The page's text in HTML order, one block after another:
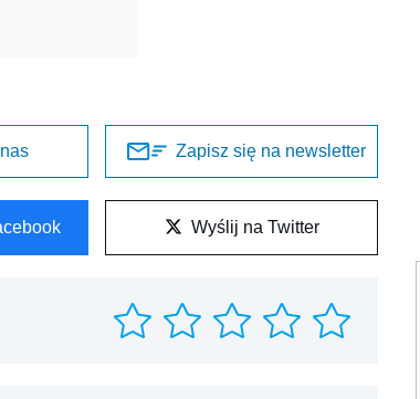
Zapisz się na newsletter
Wyślij na Twitter